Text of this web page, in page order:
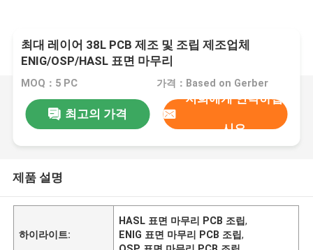
최대 레이어 38L PCB 제조 및 조립 제조업체
ENIG/OSP/HASL 표면 마무리
MOQ：5 PC 가격：Based on Gerber
최고의 가격
저희에게 연락하십
시오
제품 설명
하이라이트:
HASL 표면 마무리 PCB 조립,
ENIG 표면 마무리 PCB 조립,